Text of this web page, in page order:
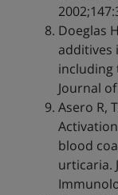
Doeglas
additives
including
Journal
Asero R,
blood
urticaria.